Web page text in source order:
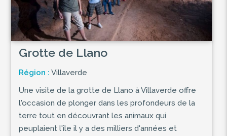
Grotte de Llano
Région : Villaverde
Une visite de la grotte de Llano à Villaverde offre
l'occasion de plonger dans les profondeurs de la
terre tout en découvrant les animaux qui
peuplaient l'île il y a des milliers d'années et